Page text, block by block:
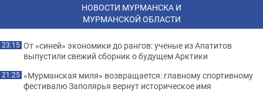
НОВОСТИ МУРМАНСКА И
МУРМАНСКОЙ ОБЛАСТИ
23:15 От «синей» экономики до рангов: ученые из Апатитов
выпустили свежий сборник о будущем Арктики
21:25 «Мурманская миля» возвращается: главному спортивному
фестивалю Заполярья вернут историческое имя